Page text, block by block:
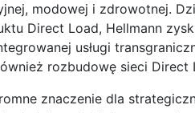
modowej i zdrowotnej.
Direct Load, Hellmann
usługi
rozbudowę sieci Direct
znaczenie dla